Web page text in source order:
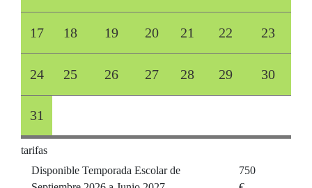
17 18 19 20 21 22 23
24 25 26 27 28 29 30
31
tarifas
Disponible Temporada Escolar de
750